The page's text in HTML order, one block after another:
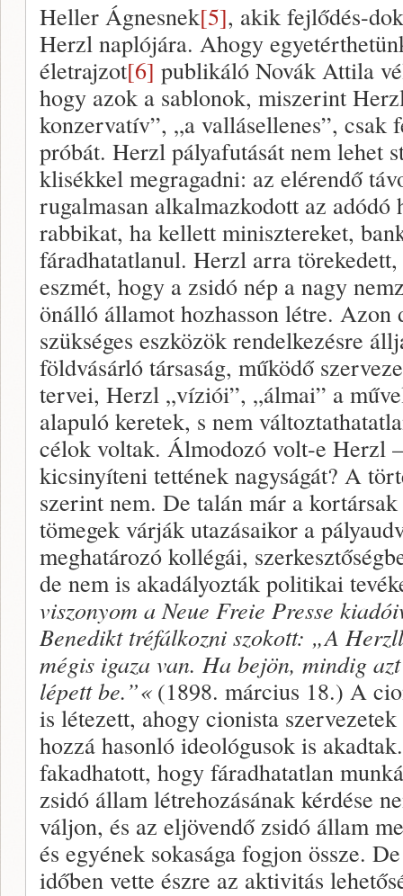
Heller Ágnesnek[5], akik fejlődés-
Herzl naplójára. Ahogy
életrajzot[6] publikáló Novák Attila
hogy azok a sablonok, miszerint
konzervatív”, „a vallásellenes”,
próbát. Herzl pályafutását nem lehet
klisékkel megragadni: az elérendő
rugalmasan alkalmazkodott az
rabbikat, ha kellett minisztereket,
fáradhatatlanul. Herzl arra
eszmét, hogy a zsidó nép a nagy
önálló államot hozhasson létre. Azon
szükséges eszközök rendelkezésre
földvásárló társaság, működő
tervei, Herzl „víziói”, „álmai” a
alapuló keretek, s nem
célok voltak. Álmodozó volt-e Herzl
kicsinyíteni tettének nagyságát? A
szerint nem. De talán már a
tömegek várják utazásaikor a
meghatározó kollégái,
de nem is akadályozták politikai
viszonyom a Neue Freie Presse
Benedikt tréfálkozni szokott: „A
mégis igaza van. Ha bejön, mindig
lépett be.”«(1898. március 18.) A
is létezett, ahogy cionista
hozzá hasonló ideológusok is
fakadhatott, hogy fáradhatatlan
zsidó állam létrehozásának kérdése
váljon, és az eljövendő zsidó állam
és egyének sokasága fogjon össze.
időben vette észre az aktivitás